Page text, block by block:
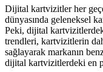
Dijital kartvizitler her
dünyasında geleneksel
Peki, dijital
trendleri, kartvizitlerin
sağlayarak markanın
dijital kartvizitlerdeki en